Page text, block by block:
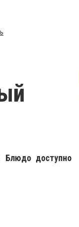
Блюдо доступно